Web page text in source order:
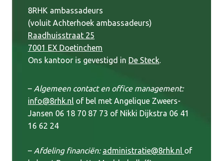
8RHK ambassadeurs
(voluit Achterhoek ambassadeurs)
Raadhuisstraat 25
7001 EX Doetinchem
Ons kantoor is gevestigd in De Steck.
– Algemeen contact en office management:
info@8rhk.nl of bel met Angelique Zweers-
Jansen 06 18 70 87 73 of Nikki Dijkstra 06 41
16 62 24
– Afdeling financiën: administratie@8rhk.nl of